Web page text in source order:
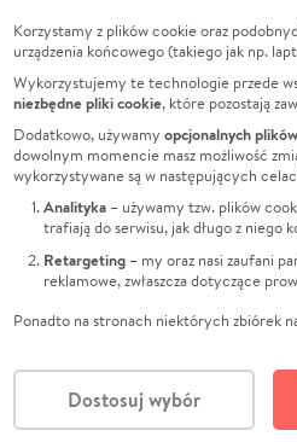
FacebookTwitter Instagram
LinkedInTikTok Youtube
Korzystamy z plików cookie oraz
urządzenia końcowego (takiego jak np.
Wykorzystujemy te technologie przede
niezbędne pliki cookie, które pozostają
Dodatkowo, używamy opcjonalnych
dowolnym momencie masz możliwość
wykorzystywane są w następujących
Analityka – używamy tzw. plików
trafiają do serwisu, jak długo z niego
Retargeting – my oraz nasi zaufani
reklamowe, zwłaszcza dotyczące
Ponadto na stronach niektórych zbiórek
Dostosuj wybór